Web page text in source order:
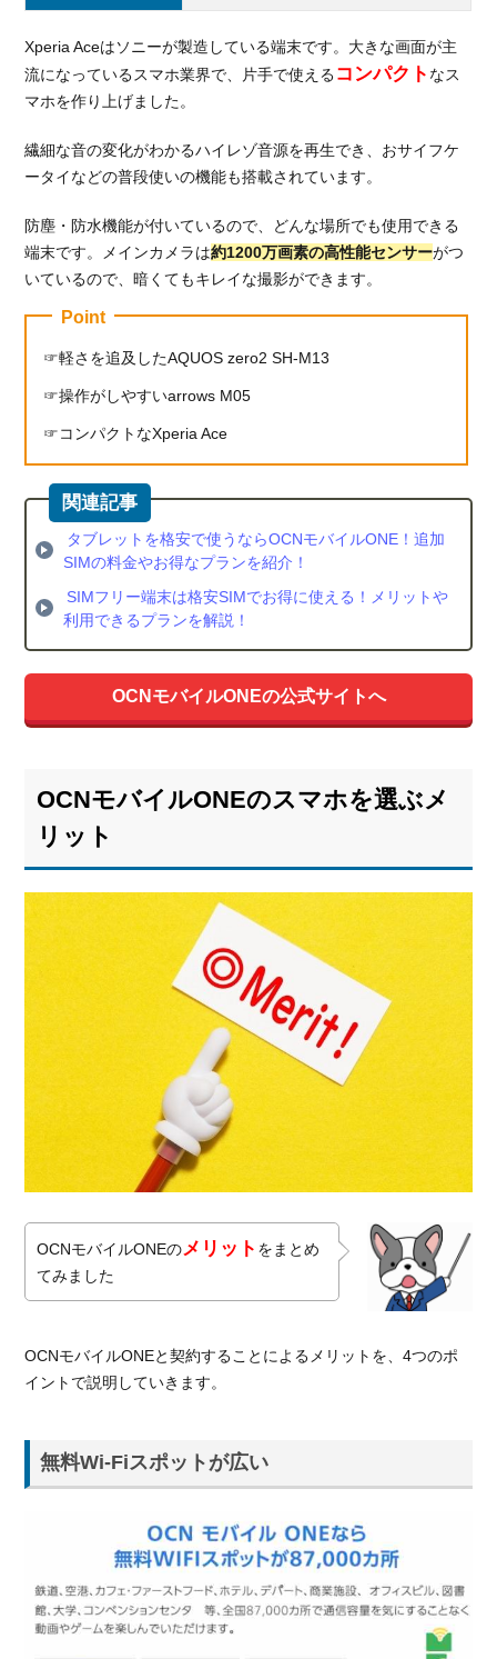
ONE
め！
Xperia Aceはソニーが製造している端末です。大きな画面が主
流になっているスマホ業界で、片手で使えるコンパクト なス
マホを作り上げました。
繊細な音の変化がわかるハイレゾ音源を再生でき、おサイフケ
ータイなどの普段使いの機能も搭載されています。
防塵・防水機能が付いているので、どんな場所でも使用できる
端末です。メインカメラは約1200万画素の高性能センサーがつ
いているので、暗くてもキレイな撮影ができます。
Point
軽さを追及したAQUOS zero2 SH-M13
操作がしやすいarrows M05
コンパクトなXperia Ace
タブレットを格安で使うならOCNモバイルONE！追加
SIMの料金やお得なプランを紹介！
SIMフリー端末は格安SIMでお得に使える！メリットや
利用できるプランを解説！
OCNモバイルONEの公式サイトへ
OCNモバイルONEのスマホを選ぶメ
リット
OCNモバイルONEのメリット をまとめ
てみました
OCNモバイルONEと契約することによるメリットを、4つのポ
イントで説明していきます。
無料Wi-Fiスポットが広い